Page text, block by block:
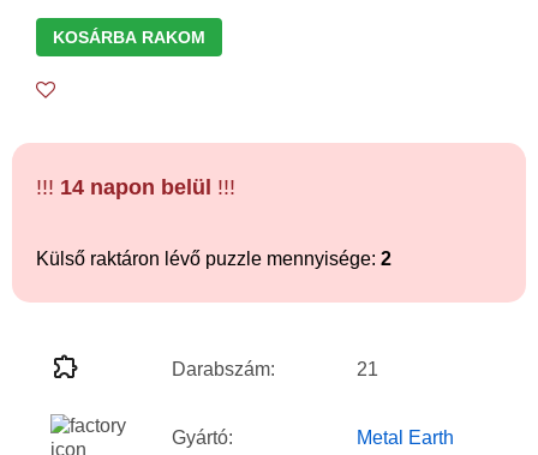
KOSÁRBA RAKOM
!!! 14 napon belül !!!
Külső raktáron lévő puzzle mennyisége: 2
Darabszám: 21
Gyártó: Metal Earth